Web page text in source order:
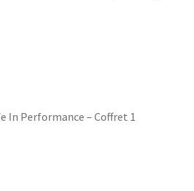
In Performance – Coffret 1